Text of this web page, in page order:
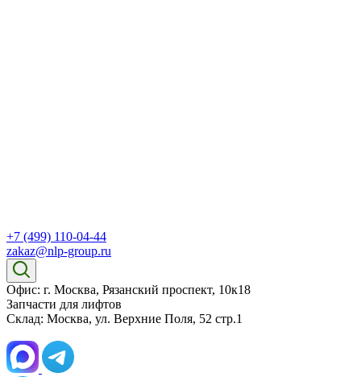
+7 (499) 110-04-44
zakaz@nlp-group.ru
Офис: г. Москва, Рязанский проспект, 10к18
Запчасти для лифтов
Склад: Москва, ул. Верхние Поля, 52 стр.1